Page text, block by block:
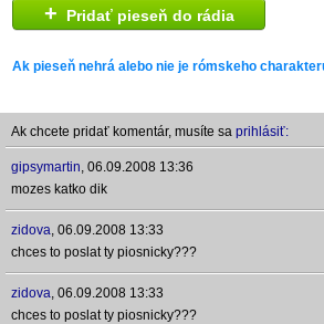
+ Pridať pieseň do rádia
Ak pieseň nehrá alebo nie je rómskeho
Ak chcete pridať komentár, musíte sa prihlásiť:
gipsymartin, 06.09.2008 13:36
mozes katko dik
zidova, 06.09.2008 13:33
chces to poslat ty piosnicky???
zidova, 06.09.2008 13:33
chces to poslat ty piosnicky???